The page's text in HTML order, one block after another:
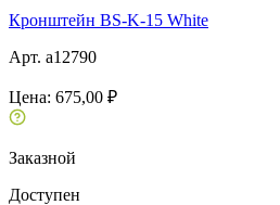
Кронштейн BS-K-15 White
Арт. a12790
Цена: 675,00 ₽
Заказной
Доступен